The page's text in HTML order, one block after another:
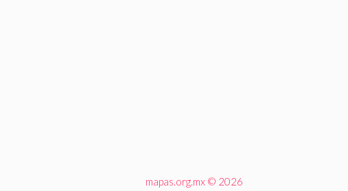
mapas.org.mx © 2026